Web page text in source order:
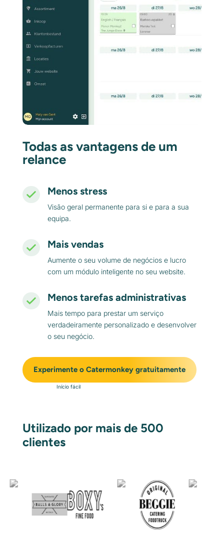
Todas as vantagens de um
relance
Menos stress
Visão geral permanente para si e para a sua
equipa.
Mais vendas
Aumente o seu volume de negócios e lucro
com um módulo inteligente no seu website.
Menos tarefas administrativas
Mais tempo para prestar um serviço
verdadeiramente personalizado e desenvolver
o seu negócio.
Experimente o Catermonkey gratuitamente
Início fácil
Utilizado por mais de 500
clientes